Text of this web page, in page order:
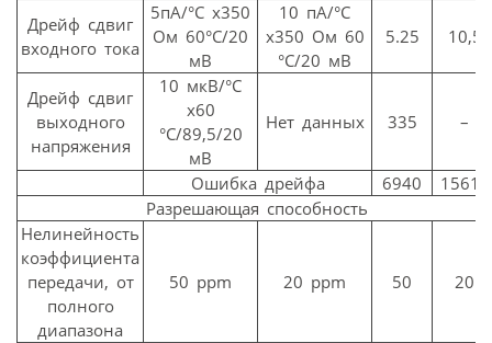
Дрейф сдвиг
входного тока
5пА/°C x350
Ом 60°C/20
мВ
10 пА/°C
x350 Ом 60
°C/20 мВ
5.25 10,5
Дрейф сдвиг
выходного
напряжения
10 мкВ/°C
x60
°C/89,5/20
мВ
Нет данных 335 –
Ошибка дрейфа 6940
15610
Разрешающая способность
Нелинейность
коэффициента
передачи, от
полного
диапазона
50 ppm 20 ppm 50 20